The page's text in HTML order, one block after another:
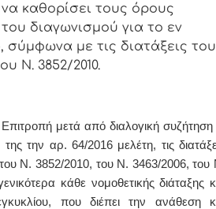
να καθορίσει τους όρους
διαγωνισμού για το εν
σύμφωνα με τις διατάξεις του
Ν. 3852/2010.
μετά από διαλογική συζήτηση
την αρ. 64/2016 μελέτη, τις
Ν. 3852/2010, του Ν. 3463/2006, του
κάθε νομοθετικής διάταξης
που διέπει την ανάθεση